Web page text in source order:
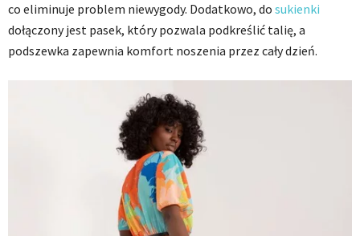
co eliminuje problem niewygody. Dodatkowo, do sukienki
dołączony jest pasek, który pozwala podkreślić talię, a
podszewka zapewnia komfort noszenia przez cały dzień.